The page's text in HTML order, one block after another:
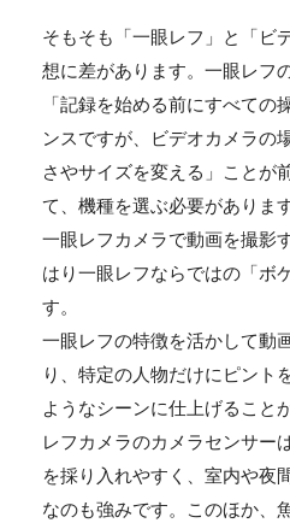
そもそも「一眼レフ」と「ビ
想に差があります。一眼レフ
「記録を始める前にすべての
ンスですが、ビデオカメラの
さやサイズを変える」ことが
て、機種を選ぶ必要があります
一眼レフカメラで動画を撮影
はり一眼レフならではの「ボ
す。
一眼レフの特徴を活かして動
り、特定の人物だけにピント
ようなシーンに仕上げること
レフカメラのカメラセンサー
を採り入れやすく、室内や夜
なのも強みです。このほか、